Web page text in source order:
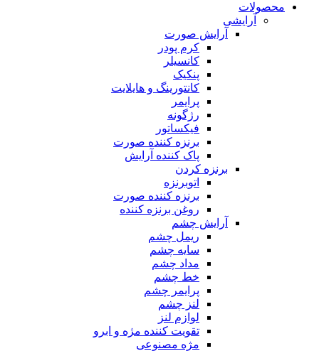
محصولات
آرایشی
آرایش صورت
کرم پودر
کانسیلر
پنکیک
کانتورینگ و هایلایت
پرایمر
رژگونه
فیکساتور
برنزه کننده صورت
پاک کننده آرایش
برنزه کردن
اتوبرنزه
برنزه کننده صورت
روغن برنزه کننده
آرایش چشم
ریمل چشم
سایه چشم
مداد چشم
خط چشم
پرایمر چشم
لنز چشم
لوازم لنز
تقویت کننده مژه و ابرو
مژه مصنوعی